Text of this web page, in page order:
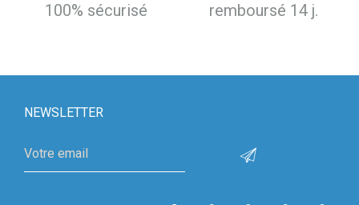
100% sécurisé
remboursé 14 j.
NEWSLETTER